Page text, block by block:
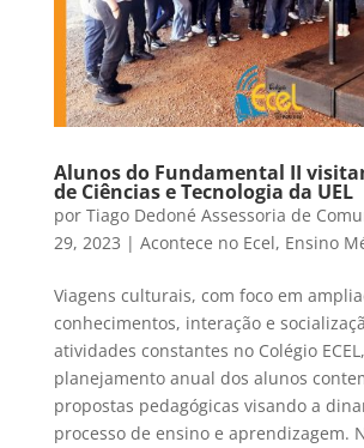
Alunos do Fundamental II
de Ciências e Tecnologia da UEL
por Tiago Dedoné Assessoria de
29, 2023 | Acontece no Ecel, Ensino
Viagens culturais, com foco em
conhecimentos, interação e
atividades constantes no Colégio
planejamento anual dos alunos
propostas pedagógicas visando a
processo de ensino e aprendizagem.